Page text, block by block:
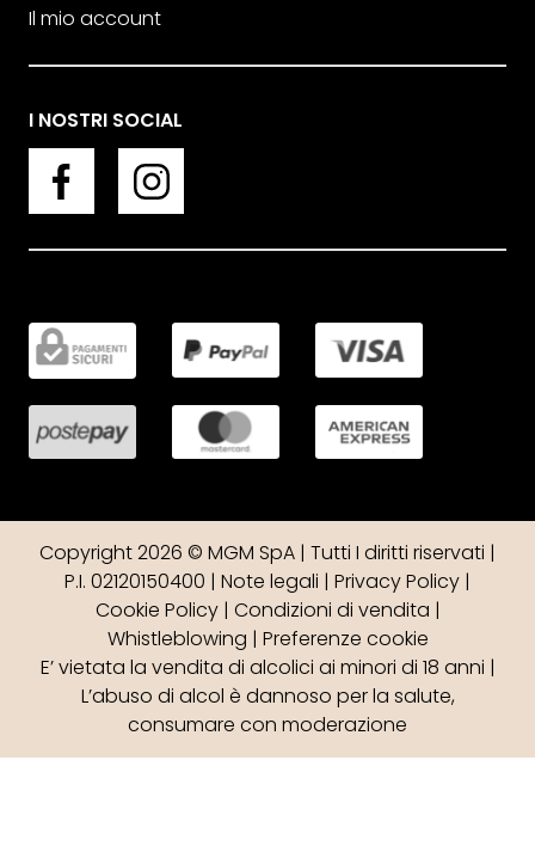
Il mio account
I NOSTRI SOCIAL
Copyright 2026 © MGM SpA | Tutti I diritti riservati |
P.I. 02120150400 | Note legali | Privacy Policy |
Cookie Policy| Condizioni di vendita |
Whistleblowing | Preferenze cookie
E’ vietata la vendita di alcolici ai minori di 18 anni |
L’abuso di alcol è dannoso per la salute,
consumare con moderazione